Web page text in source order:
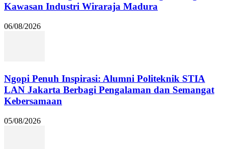
Kawasan Industri Wiraraja Madura
06/08/2026
Ngopi Penuh Inspirasi: Alumni Politeknik STIA
LAN Jakarta Berbagi Pengalaman dan Semangat
Kebersamaan
05/08/2026